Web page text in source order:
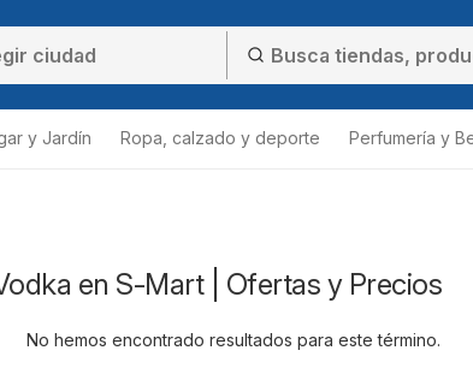
y Jardín Ropa, calzado y deporte Perfumería y
en S-Mart | Ofertas y Precios
No hemos encontrado resultados para este término.